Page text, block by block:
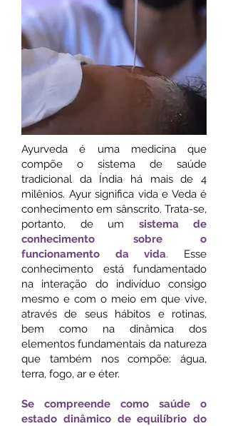
Ayurveda é uma medicina que
compõe o sistema de saúde
tradicional da Índia há mais de 4
milênios. Ayur significa vida e Veda é
conhecimento em sânscrito. Trata-se,
portanto, de um sistema de
conhecimento sobre o
funcionamento da vida. Esse
conhecimento está fundamentado
na interação do indivíduo consigo
mesmo e com o meio em que vive,
através de seus hábitos e rotinas,
bem como na dinâmica dos
elementos fundamentais da natureza
que também nos compõe: água,
terra, fogo, ar e éter.
Se compreende como saúde o
estado dinâmico de equilíbrio do